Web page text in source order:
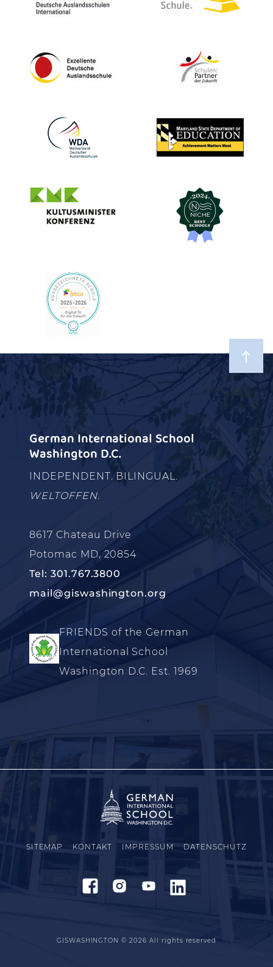
German International School
Washington D.C.
INDEPENDENT. BILINGUAL.
WELTOFFEN.
8617 Chateau Drive
Potomac MD, 20854
Tel: 301.767.3800
mail@giswashington.org
FRIENDS of the German
International School
Washington D.C. Est. 1969
SITEMAP KONTAKT IMPRESSUM DATENSCHUTZ
GISWASHINGTON © 2026 All rights reserved